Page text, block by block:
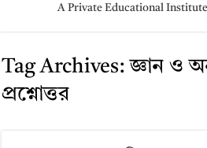
A Private Educational
Tag Archives:জ্ঞান ও
প্রশ্নোত্তর